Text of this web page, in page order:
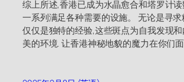
综上所述,香港已成为水晶愈合和塔罗计
一系列满足各种需要的设施。 无论是寻
仅仅是独特的经验,这些斑点为自我发现
美的环境. 让香港神秘地貌的魔力在你们面